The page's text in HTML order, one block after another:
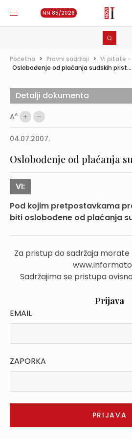
NN 85/2026
Početna > Pravni sadržaji > Vi pitate -
Oslobođenje od plaćanja sudskih prist...
AA
04.07.2007.
Oslobođenje od plaćanja
VI:
Pod kojim pretpostavkama
biti oslobođene od plaćanja
Za pristup do sadržaja
Sadržajima se pristupa
Prijava
EMAIL
ZAPORKA
Detalji dokumenta